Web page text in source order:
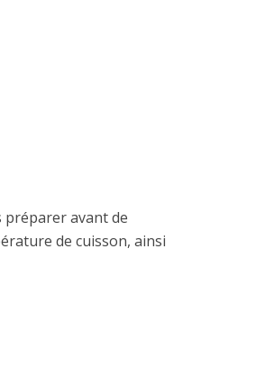
avant de
de cuisson, ainsi